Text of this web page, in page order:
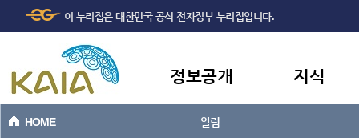
본문바로가기
이 누리집은 대한민국 공식 전자정부 누리집입니다.
정보공개 지식
HOME 알림